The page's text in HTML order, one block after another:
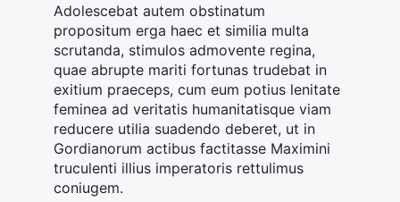
Adolescebat autem obstinatum
propositum erga haec et similia multa
scrutanda, stimulos admovente regina,
quae abrupte mariti fortunas trudebat in
exitium praeceps, cum eum potius lenitate
feminea ad veritatis humanitatisque viam
reducere utilia suadendo deberet, ut in
Gordianorum actibus factitasse Maximini
truculenti illius imperatoris rettulimus
coniugem.